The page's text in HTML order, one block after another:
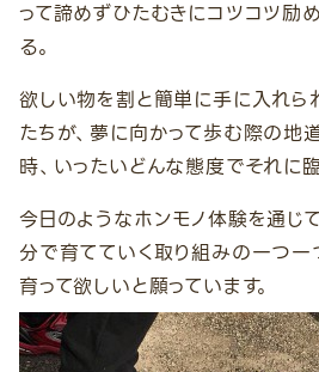
って諦めずひたむきにコツコツ励
る。
欲しい物を割と簡単に手に入れら
たちが、夢に向かって歩む際の地
時、いったいどんな態度でそれに
今日のようなホンモノ体験を通じ
分で育てていく取り組みの一つ一
育って欲しいと願っています。